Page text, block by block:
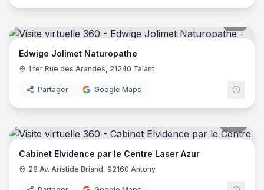
Edwige Jolimet Naturopathe
1 ter Rue des Arandes, 21240 Talant
Partager Google Maps
Cabinet Elvidence par le Centre Laser Azur
28 Av. Aristide Briand, 92160 Antony